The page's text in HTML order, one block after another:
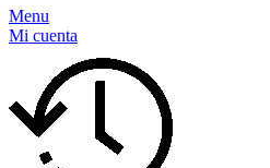
Menu
Mi cuenta